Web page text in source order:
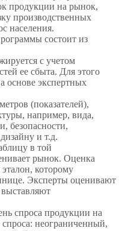
продукции на рынок,
производственных
населения.
состоит из
с учетом
ее сбыта. Для этого
основе экспертных
(показателей),
например, вида,
безопасности,
и т.д.
в той
рынок. Оценка
которому
Эксперты оценивают
спроса продукции на
неограниченный,